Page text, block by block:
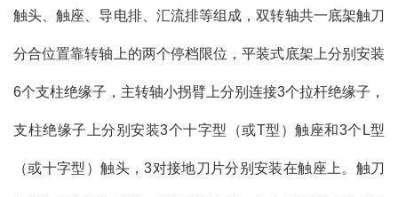
触头、触座、导电排、汇流排等组成，双转轴共一底架触刀
分合位置靠转轴上的两个停档限位，平装式底架上分别安装
6个支柱绝缘子，主转轴小拐臂上分别连接3个拉杆绝缘子，
支柱绝缘子上分别安装3个十字型（或T型）触座和3个L型
（或十字型）触头，3对接地刀片分别安装在触座上。触刀